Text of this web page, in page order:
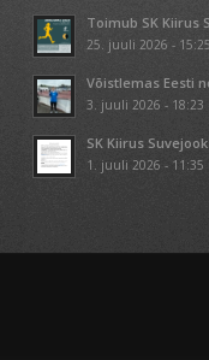
Toimub SK Kiirus
25. juuli 2026 - 15:25
Võistlemas Eesti
3. juuli 2026 - 18:23
SK Kiirus
1. juuli 2026 - 11:35